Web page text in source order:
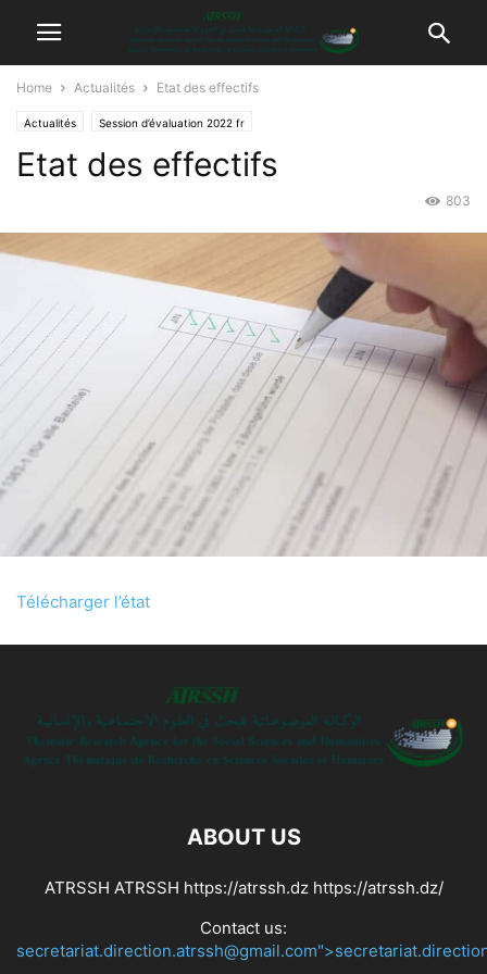
Home Actualités Etat des effectifs
Actualités Session d’évaluation 2022 fr
Etat des effectifs
803
Télécharger l’état
ABOUT US
ATRSSH ATRSSH https://atrssh.dz https://atrssh.dz/
Contact us: